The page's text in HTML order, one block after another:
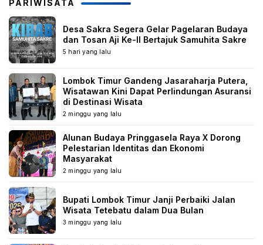
PARIWISATA
Desa Sakra Segera Gelar Pagelaran Budaya
dan Tosan Aji Ke-II Bertajuk Samuhita Sakre
5 hari yang lalu
Lombok Timur Gandeng Jasaraharja Putera,
Wisatawan Kini Dapat Perlindungan Asuransi
di Destinasi Wisata
2 minggu yang lalu
Alunan Budaya Pringgasela Raya X Dorong
Pelestarian Identitas dan Ekonomi
Masyarakat
2 minggu yang lalu
Bupati Lombok Timur Janji Perbaiki Jalan
Wisata Tetebatu dalam Dua Bulan
3 minggu yang lalu